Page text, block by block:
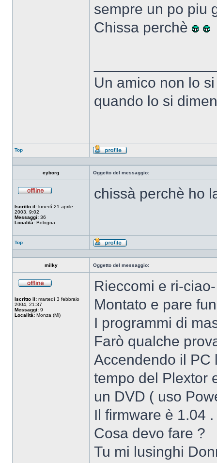
sempre un po piu
Chissa perchè
Un amico non lo
quando lo si
Top
Profilo
cyborg Oggetto del messaggio:
Iscritto il: lunedì 21 aprile
2003, 9:02
Messaggi: 36
Località: Bologna
chissà perchè ho
Top
Profilo
milky Oggetto del messaggio:
Iscritto il: martedì 3 febbraio
2004, 21:37
Messaggi: 9
Località: Monza (Mi)
Rieccomi e ri-ciao-
Montato e pare
I programmi di
Farò qualche
Accendendo il PC
tempo del Plextor
un DVD ( uso
Il firmware è 1.04 .
Cosa devo fare ?
Tu mi lusinghi